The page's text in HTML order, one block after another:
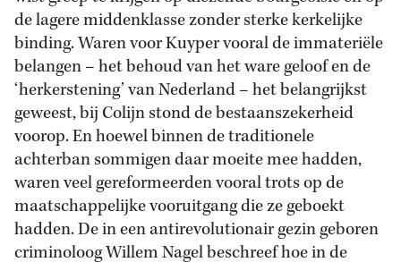
de lagere middenklasse zonder sterke kerkelijke
binding. Waren voor Kuyper vooral de immateriële
belangen – het behoud van het ware geloof en de
‘herkerstening’ van Nederland – het belangrijkst
geweest, bij Colijn stond de bestaanszekerheid
voorop. En hoewel binnen de traditionele
achterban sommigen daar moeite mee hadden,
waren veel gereformeerden vooral trots op de
maatschappelijke vooruitgang die ze geboekt
hadden. De in een antirevolutionair gezin geboren
criminoloog Willem Nagel beschreef hoe in de